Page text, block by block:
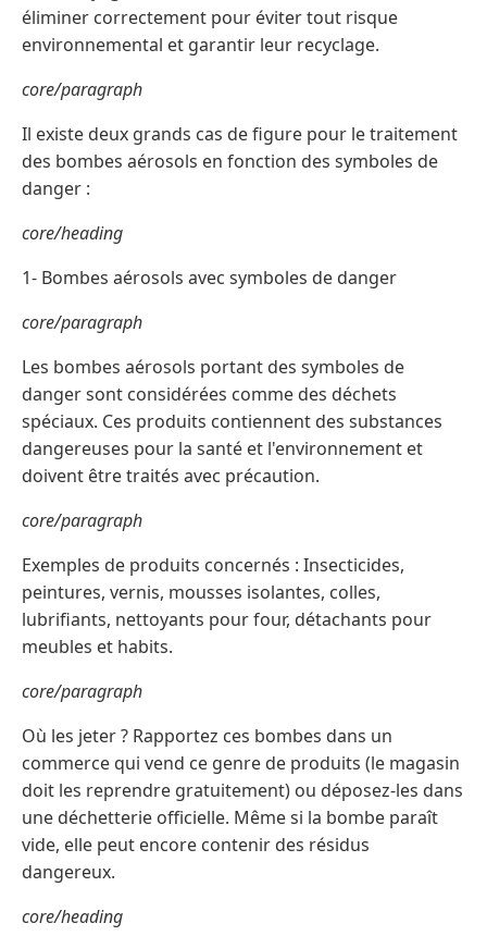
éliminer correctement pour éviter tout risque
environnemental et garantir leur recyclage.
core/paragraph
Il existe deux grands cas de figure pour le traitement
des bombes aérosols en fonction des symboles de
danger :
core/heading
1- Bombes aérosols avec symboles de danger
core/paragraph
Les bombes aérosols portant des symboles de
danger sont considérées comme des déchets
spéciaux. Ces produits contiennent des substances
dangereuses pour la santé et l'environnement et
doivent être traités avec précaution.
core/paragraph
Exemples de produits concernés : Insecticides,
peintures, vernis, mousses isolantes, colles,
lubrifiants, nettoyants pour four, détachants pour
meubles et habits.
core/paragraph
Où les jeter ? Rapportez ces bombes dans un
commerce qui vend ce genre de produits (le magasin
doit les reprendre gratuitement) ou déposez-les dans
une déchetterie officielle. Même si la bombe paraît
vide, elle peut encore contenir des résidus
dangereux.
core/heading